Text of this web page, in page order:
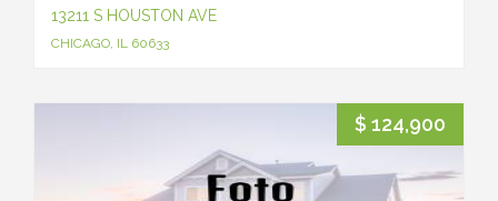
13211 S HOUSTON AVE
CHICAGO, IL 60633
$ 124,900